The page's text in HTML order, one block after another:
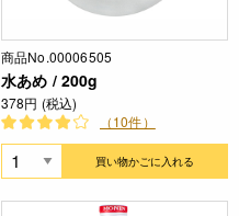
商品No.00006505
水あめ / 200g
378円 (税込)
（10件）
買い物かごに入れる